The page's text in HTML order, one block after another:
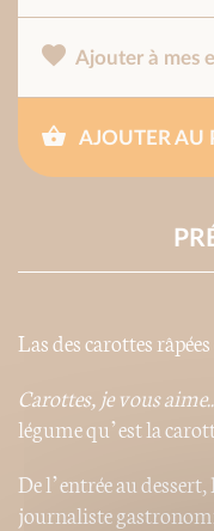
Ajouter à mes
AJOUTER AU
Las des carottes
Carottes, je vous
légume qu’est la
De l’entrée au
journaliste